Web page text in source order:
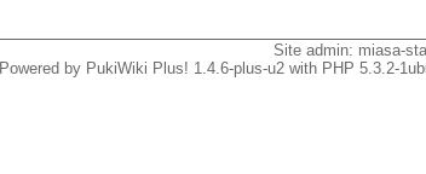
Site admin: miasa-
Powered by PukiWiki Plus! 1.4.6-plus-u2 with PHP 5.3.2-